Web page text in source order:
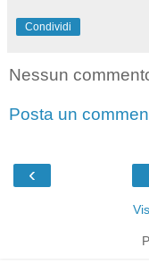
Condividi
Nessun
Posta un
‹